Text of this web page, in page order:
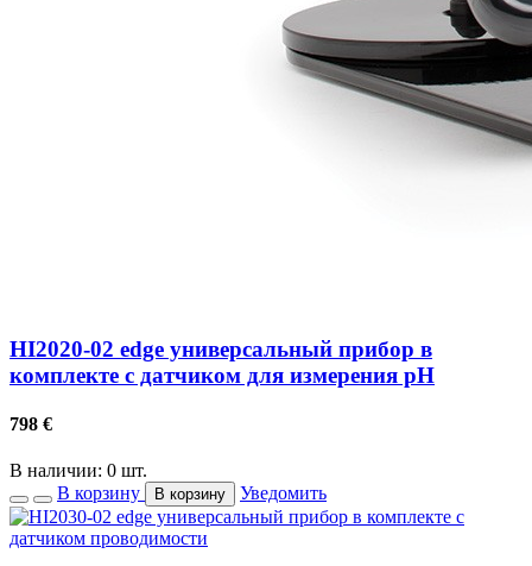
HI2020-02 edge универсальный прибор в
комплекте с датчиком для измерения рН
798 €
В наличии: 0 шт.
В корзину
В корзину Уведомить